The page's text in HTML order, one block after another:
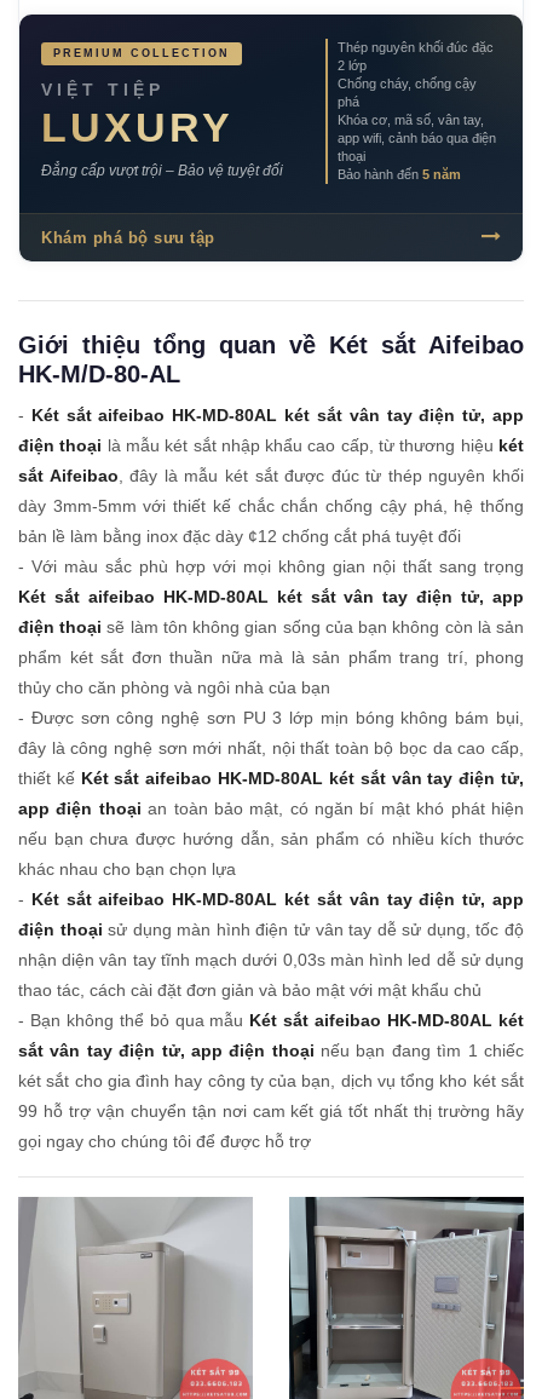
PREMIUM COLLECTION
VIỆT TIỆP
LUXURY
Đẳng cấp vượt trội – Bảo vệ tuyệt đối
Thép nguyên khối đúc đặc
2 lớp
Chống cháy, chống cậy
phá
Khóa cơ, mã số, vân tay,
app wifi, cảnh báo qua điện
thoại
Bảo hành đến 5 năm
Khám phá bộ sưu tập
Giới thiệu tổng quan về Két sắt Aifeibao
HK-M/D-80-AL
- Két sắt aifeibao HK-MD-80AL két sắt vân tay điện tử, app
điện thoại là mẫu két sắt nhập khẩu cao cấp, từ thương hiệu két
sắt Aifeibao , đây là mẫu két sắt được đúc từ thép nguyên khối
dày 3mm-5mm với thiết kế chắc chắn chống cậy phá, hệ thống
bản lề làm bằng inox đặc dày ¢12 chống cắt phá tuyệt đối
- Với màu sắc phù hợp với mọi không gian nội thất sang trọng
Két sắt aifeibao HK-MD-80AL két sắt vân tay điện tử, app
điện thoạisẽ làm tôn không gian sống của bạn không còn là sản
phẩm két sắt đơn thuần nữa mà là sản phẩm trang trí, phong
thủy cho căn phòng và ngôi nhà của bạn
- Được sơn công nghệ sơn PU 3 lớp mịn bóng không bám bụi,
đây là công nghệ sơn mới nhất, nội thất toàn bộ bọc da cao cấp,
thiết kế Két sắt aifeibao HK-MD-80AL két sắt vân tay điện tử,
app điện thoạian toàn bảo mật, có ngăn bí mật khó phát hiện
nếu bạn chưa được hướng dẫn, sản phẩm có nhiều kích thước
khác nhau cho bạn chọn lựa
- Két sắt aifeibao HK-MD-80AL két sắt vân tay điện tử, app
điện thoạisử dụng màn hình điện tử vân tay dễ sử dụng, tốc độ
nhận diện vân tay tĩnh mạch dưới 0,03s màn hình led dễ sử dụng
thao tác, cách cài đặt đơn giản và bảo mật với mật khẩu chủ
- Bạn không thể bỏ qua mẫu Két sắt aifeibao HK-MD-80AL két
sắt vân tay điện tử, app điện thoại nếu bạn đang tìm 1 chiếc
két sắt cho gia đình hay công ty của bạn, dịch vụ tổng kho két sắt
99 hỗ trợ vận chuyển tận nơi cam kết giá tốt nhất thị trường hãy
gọi ngay cho chúng tôi để được hỗ trợ